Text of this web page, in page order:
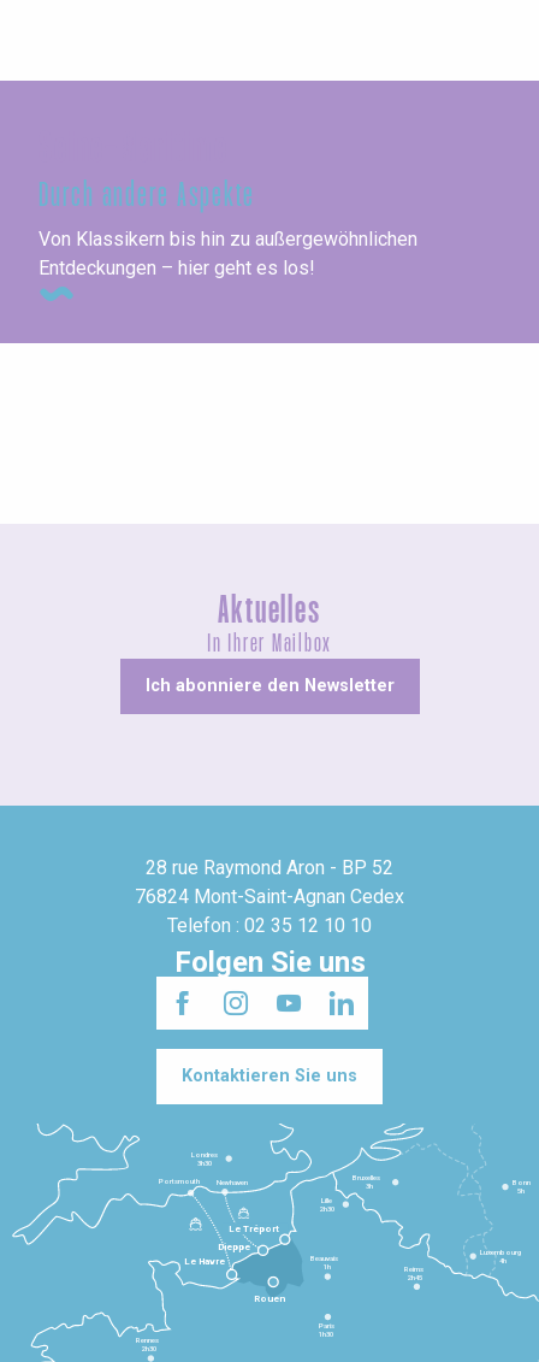
Durch andere Aspekte
Von Klassikern bis hin zu außergewöhnlichen
Entdeckungen – hier geht es los!
Aktuelles
In Ihrer Mailbox
Ich abonniere den Newsletter
28 rue Raymond Aron - BP 52
76824 Mont-Saint-Agnan Cedex
Telefon : 02 35 12 10 10
Folgen Sie uns
Kontaktieren Sie uns
Le Havre
Dieppe
Le Tréport
Rennes
2h30
Paris
1h30
Beauvais
1h
Reims
2h45
Lille
2h30
Bruxelles
3h
Londres
3h30
Newhaven
Portsmouth
Bonn
5h
Luxembourg
4h
Rouen